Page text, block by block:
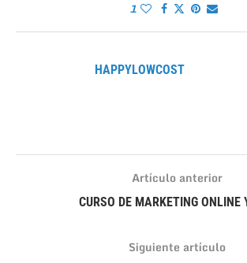
1
HAPPYLOWCOST
Artículo anterior
CURSO DE MARKETING ONLINE
Siguiente artículo